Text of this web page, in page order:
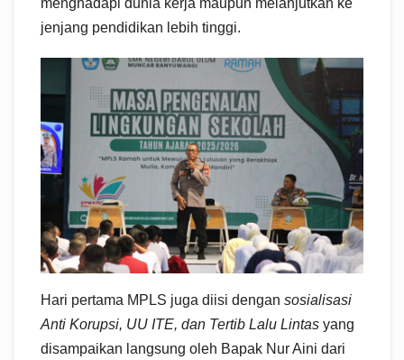
menghadapi dunia kerja maupun melanjutkan ke
jenjang pendidikan lebih tinggi.
Hari pertama MPLS juga diisi dengan sosialisasi
Anti Korupsi, UU ITE, dan Tertib Lalu Lintas yang
disampaikan langsung oleh Bapak Nur Aini dari